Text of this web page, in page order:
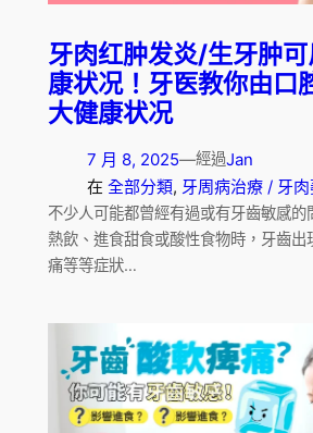
牙肉红肿发炎/生牙肿
康状况！牙医教你由口
大健康状况
7 月 8, 2025—經過Jan
在 全部分類, 牙周病治療 / 牙
不少人可能都曾經有過或有牙齒敏感的
熱飲、進食甜食或酸性食物時，牙齒出
痛等等症狀…